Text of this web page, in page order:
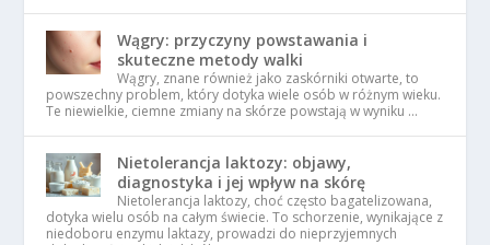
Wągry: przyczyny powstawania i
skuteczne metody walki
Wągry, znane również jako zaskórniki otwarte, to
powszechny problem, który dotyka wiele osób w różnym wieku.
Te niewielkie, ciemne zmiany na skórze powstają w wyniku …
Nietolerancja laktozy: objawy,
diagnostyka i jej wpływ na skórę
Nietolerancja laktozy, choć często bagatelizowana,
dotyka wielu osób na całym świecie. To schorzenie, wynikające z
niedoboru enzymu laktazy, prowadzi do nieprzyjemnych